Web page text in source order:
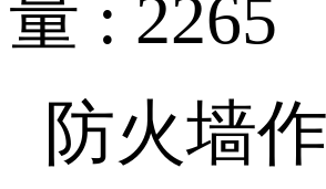
量 : 2265
防火墙